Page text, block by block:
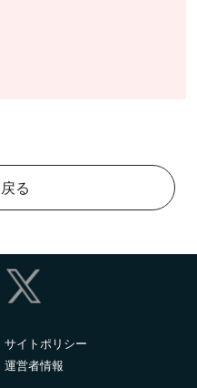
る
サイトポリシー
運営者情報